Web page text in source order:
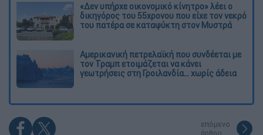
«Δεν υπήρχε οικονομικό κίνητρο» λέει ο
δικηγόρος του 55χρονου που είχε τον νεκρό
του πατέρα σε καταψύκτη στον Μυστρά
Αμερικανική πετρελαϊκή που συνδέεται με
τον Τραμπ ετοιμάζεται να κάνει
γεωτρήσεις στη Γροιλανδία... χωρίς άδεια
επόμενο
άρθρο